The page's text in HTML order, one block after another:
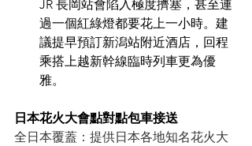
JR 長岡站會陷入極度擠塞，甚至連
過一個紅綠燈都要花上一小時。建
議提早預訂新潟站附近酒店，回程
乘搭上越新幹線臨時列車更為優
雅。
日本花火大會點對點包車接送
全日本覆蓋：提供日本各地知名花火大